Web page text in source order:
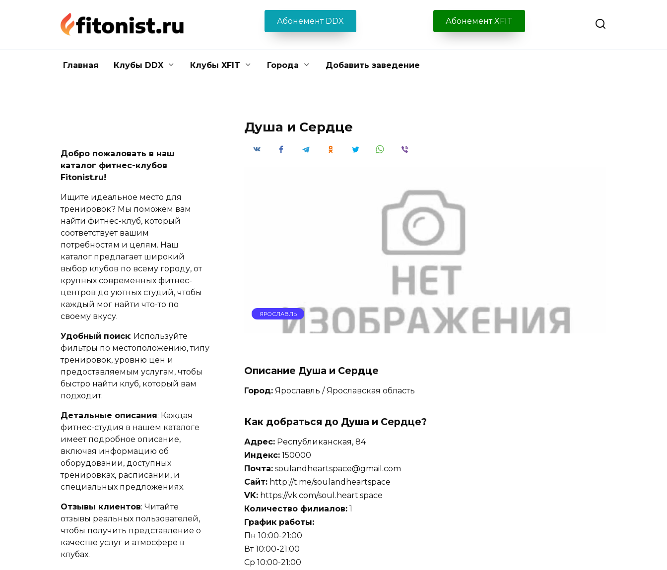
Абонемент DDX Абонемент XFIT
Главная Клубы DDX Клубы XFIT Города Добавить заведение
Душа и Сердце
ЯРОСЛАВЛЬ
Описание Душа и Сердце
Город: Ярославль / Ярославская область
Как добраться до Душа и Сердце?
Адрес: Республиканская, 84
Индекс: 150000
Почта: soulandheartspace@gmail.com
Сайт: http://t.me/soulandheartspace
VK: https://vk.com/soul.heart.space
Количество филиалов: 1
График работы:
Пн 10:00-21:00
Вт 10:00-21:00
Ср 10:00-21:00
Добро пожаловать в наш
каталог фитнес-клубов
Fitonist.ru!
Ищите идеальное место для
тренировок? Мы поможем вам
найти фитнес-клуб, который
соответствует вашим
потребностям и целям. Наш
каталог предлагает широкий
выбор клубов по всему городу, от
крупных современных фитнес-
центров до уютных студий, чтобы
каждый мог найти что-то по
своему вкусу.
Удобный поиск: Используйте
фильтры по местоположению, типу
тренировок, уровню цен и
предоставляемым услугам, чтобы
быстро найти клуб, который вам
подходит.
Детальные описания: Каждая
фитнес-студия в нашем каталоге
имеет подробное описание,
включая информацию об
оборудовании, доступных
тренировках, расписании, и
специальных предложениях.
Отзывы клиентов: Читайте
отзывы реальных пользователей,
чтобы получить представление о
качестве услуг и атмосфере в
клубах.